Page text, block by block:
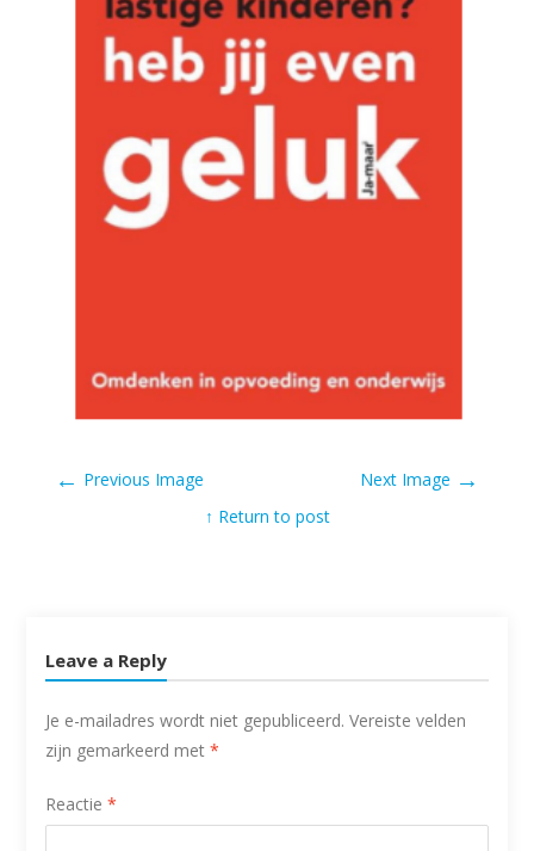
← Previous Image Next Image →
↑ Return to post
Leave a Reply
Je e-mailadres wordt niet gepubliceerd. Vereiste velden
zijn gemarkeerd met *
Reactie *